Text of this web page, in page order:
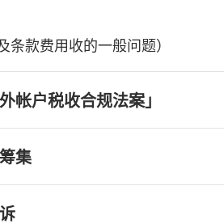
条款费用收的一般问题）
帐户税收合规法案」
集